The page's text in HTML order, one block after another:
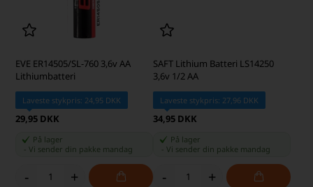
EVE ER14505/SL-760 3,6v AA
Lithiumbatteri
Laveste stykpris: 24,95 DKK
29,95 DKK
På lager
-Vi sender din pakke mandag
- +
SAFT Lithium Batteri LS14250
3,6v 1/2 AA
Laveste stykpris: 27,96 DKK
34,95 DKK
På lager
Vi sender din pakke mandag
- +